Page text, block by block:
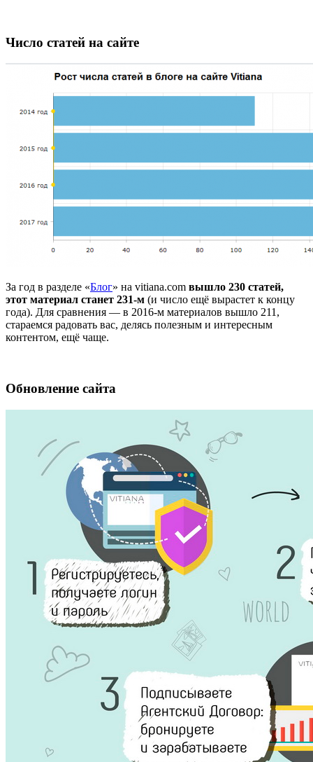
Число статей на сайте
За год в разделе «Блог» на vitiana.com вышло 230 статей,
этот материал станет 231-м (и число ещё вырастет к концу
года). Для сравнения — в 2016-м материалов вышло 211,
стараемся радовать вас, делясь полезным и интересным
контентом, ещё чаще.
Обновление сайта